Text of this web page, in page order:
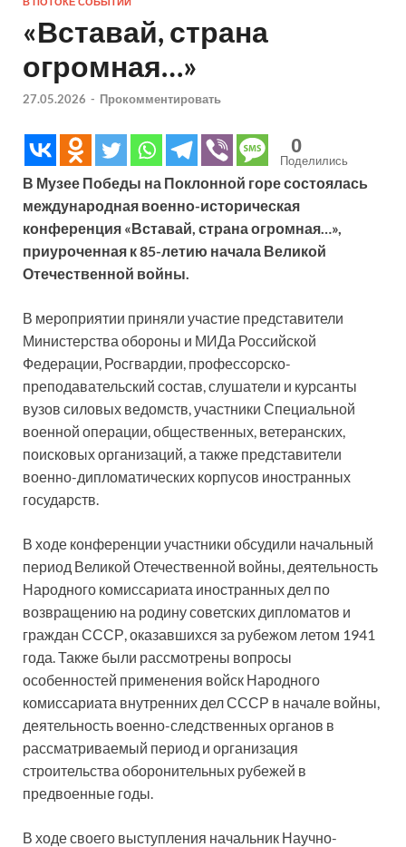
«Вставай, страна
огромная…»
27.05.2026 - Прокомментировать
0
Поделились
В Музее Победы на Поклонной горе состоялась
международная военно-историческая
конференция «Вставай, страна огромная…»,
приуроченная к 85-летию начала Великой
Отечественной войны.
В мероприятии приняли участие представители
Министерства обороны и МИДа Российской
Федерации, Росгвардии, профессорско-
преподавательский состав, слушатели и курсанты
вузов силовых ведомств, участники Специальной
военной операции, общественных, ветеранских,
поисковых организаций, а также представители
военно-дипломатических корпусов иностранных
государств.
В ходе конференции участники обсудили начальный
период Великой Отечественной войны, деятельность
Народного комиссариата иностранных дел по
возвращению на родину советских дипломатов и
граждан СССР, оказавшихся за рубежом летом 1941
года. Также были рассмотрены вопросы
особенностей применения войск Народного
комиссариата внутренних дел СССР в начале войны,
деятельность военно-следственных органов в
рассматриваемый период и организация
строительства оборонительных рубежей в
предвоенные годы.
В ходе своего выступления начальник Научно-